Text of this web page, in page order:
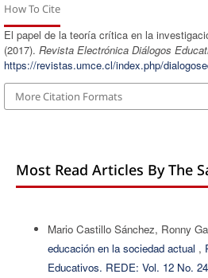
How To Cite
El papel de la teoría crítica en la
(2017). Revista Electrónica Diálogos
https://revistas.umce.cl/index.php/
More Citation Formats
Most Read Articles By The
Mario Castillo Sánchez, Ronny
educación en la sociedad actual ,
Educativos. REDE: Vol. 12 No.